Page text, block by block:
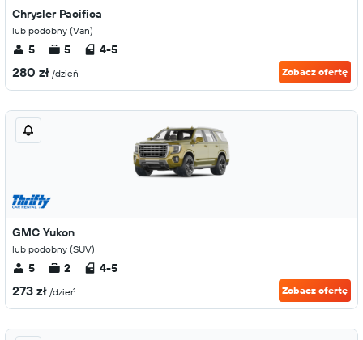
Chrysler Pacifica
lub podobny (Van)
5 5 4-5
280 zł /dzień Zobacz ofertę
GMC Yukon
lub podobny (SUV)
5 2 4-5
273 zł /dzień Zobacz ofertę